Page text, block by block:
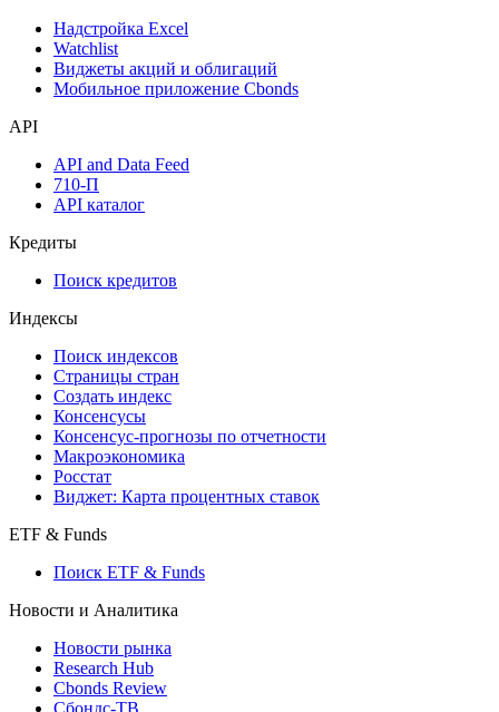
Календарь инвестора
Инструментарий
Надстройка Excel
Мобильное приложение Cbonds
API
API and Data Feed
API каталог
Кредиты
Поиск кредитов
Индексы
Поиск индексов
Страницы стран
Создать индекс
Консенсусы
Консенсус-прогнозы по отчетности
Макроэкономика
Виджет: Карта процентных ставок
ETF & Funds
Поиск ETF & Funds
Новости и Аналитика